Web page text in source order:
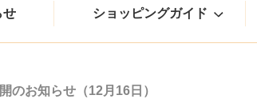
せ ショッピングガイド
のお知らせ（12月16日）